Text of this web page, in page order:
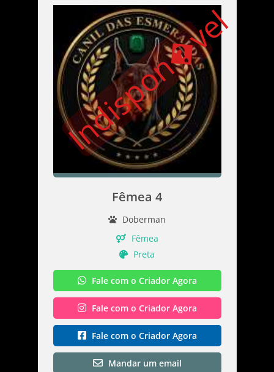
Indispon�vel
Fêmea 4
Doberman
Fêmea
Preta
Fale com o Criador Agora
Fale com o Criador Agora
Fale com o Criador Agora
Mandar um email